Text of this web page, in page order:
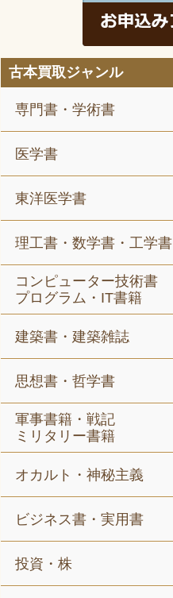
古本買取ジャンル
専門書・学術書
医学書
東洋医学書
理工書・数学書・工学書
コンピューター技術書
プログラム・IT書籍
建築書・建築雑誌
思想書・哲学書
軍事書籍・戦記
ミリタリー書籍
オカルト・神秘主義
ビジネス書・実用書
投資・株